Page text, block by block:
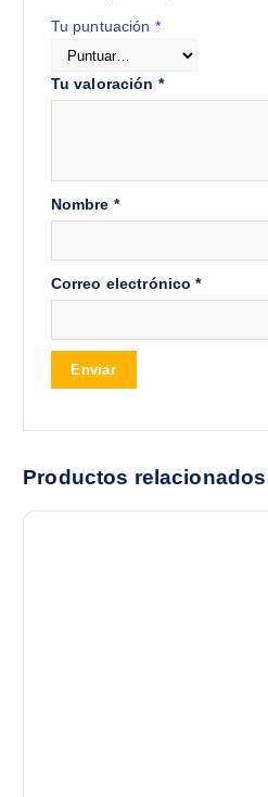
Tu puntuación *
Tu valoración *
Nombre *
Correo electrónico*
Productos relacionados